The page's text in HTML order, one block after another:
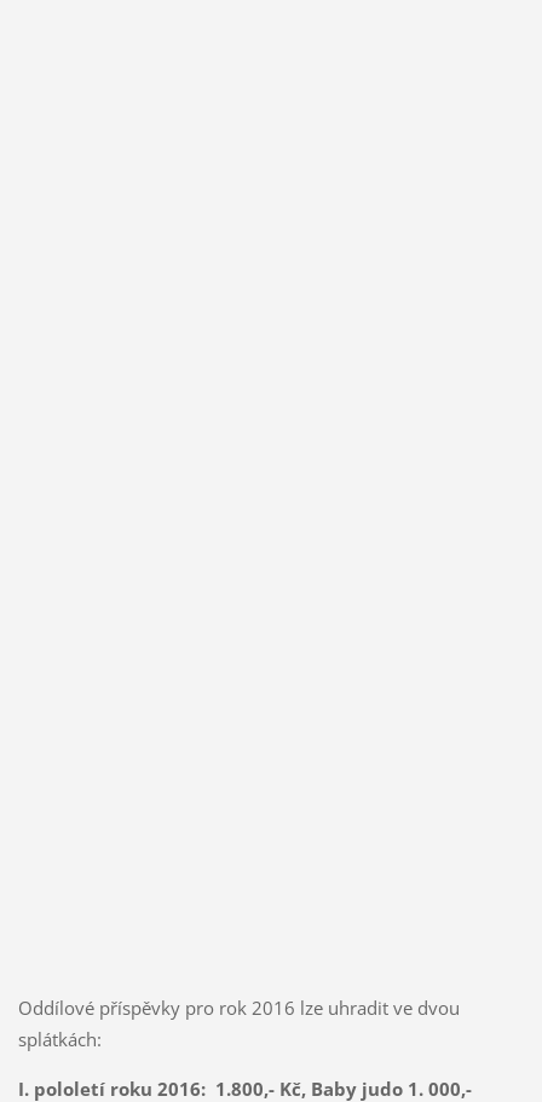
Oddílové příspěvky pro rok 2016 lze uhradit ve dvou
splátkách:
I. pololetí roku 2016: 1.800,- Kč, Baby judo 1. 000,-